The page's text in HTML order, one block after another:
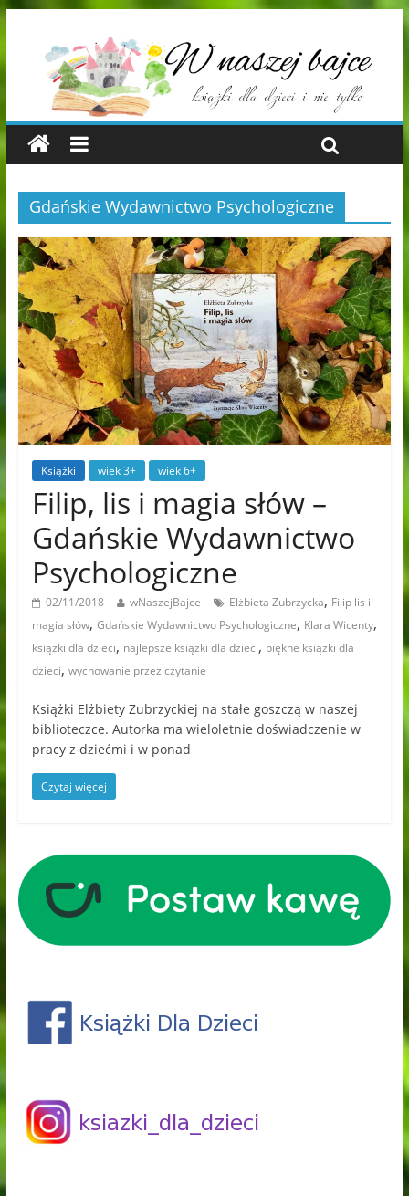
Gdańskie Wydawnictwo Psychologiczne
Książki wiek 3+ wiek 6+
Filip, lis i magia słów –
Gdańskie Wydawnictwo
Psychologiczne
02/11/2018 wNaszejBajce Elżbieta Zubrzycka, Filip lis i
magia słów, Gdańskie Wydawnictwo Psychologiczne, Klara Wicenty,
książki dla dzieci, najlepsze książki dla dzieci, piękne książki dla
dzieci, wychowanie przez czytanie
Książki Elżbiety Zubrzyckiej na stałe goszczą w naszej
biblioteczce. Autorka ma wieloletnie doświadczenie w
pracy z dziećmi i w ponad
Czytaj więcej